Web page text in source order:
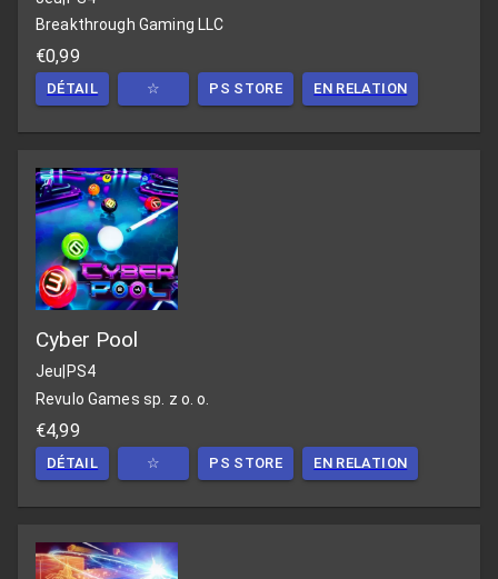
Breakthrough Gaming LLC
€0,99
DÉTAIL ☆ PS STORE EN RELATION
Cyber Pool
Jeu PS4
Revulo Games sp. z o. o.
€4,99
DÉTAIL ☆ PS STORE EN RELATION